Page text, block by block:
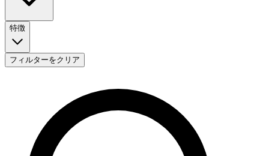
特徴
フィルターをクリア